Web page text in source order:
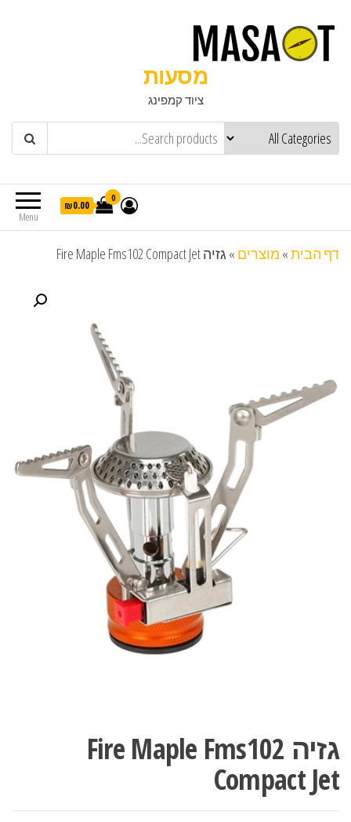
מסעות
ציוד קמפינג
Menu
0
₪0.00
דף הבית» מוצרים » גזיה Fire Maple Fms102 Compact Jet
גזיה Fire Maple Fms102
Compact Jet